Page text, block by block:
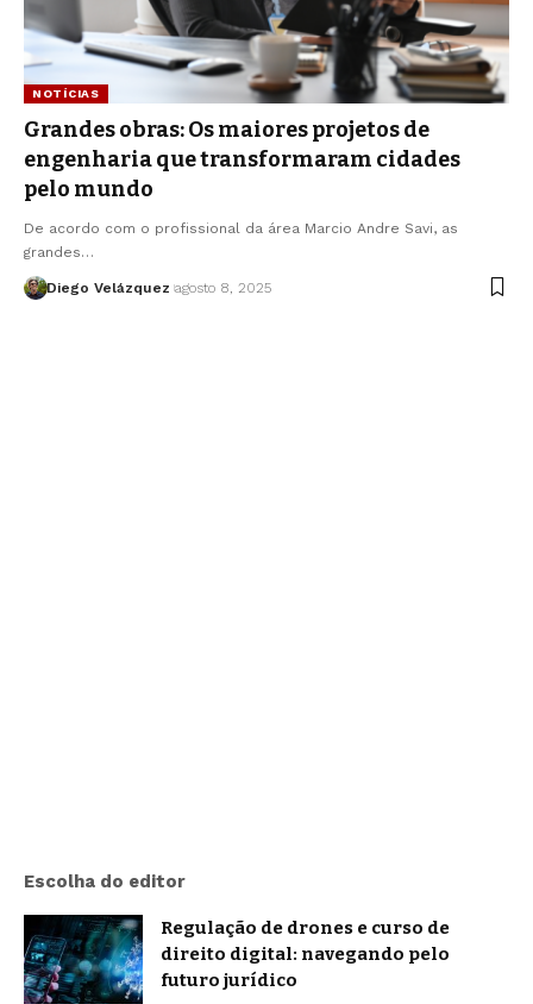
NOTÍCIAS
Grandes obras: Os maiores projetos de
engenharia que transformaram cidades
pelo mundo
De acordo com o profissional da área Marcio Andre Savi, as
grandes…
Diego Velázquez agosto 8, 2025
Escolha do editor
Regulação de drones e curso de
direito digital: navegando pelo
futuro jurídico